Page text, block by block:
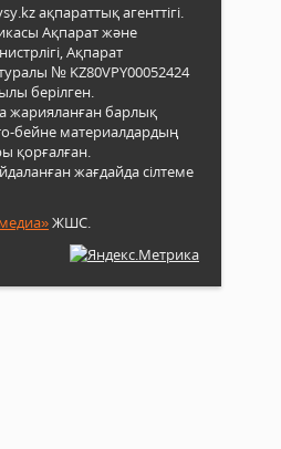
ақпараттық агенттігі.
Ақпарат және
Ақпарат
№ KZ80VPY00052424
берілген.
жарияланған барлық
бейне материалдардың
қорғалған.
жағдайда сілтеме
ЖШС.